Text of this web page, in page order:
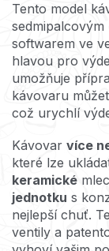
Tento model
sedmipalcovým
softwarem ve
hlavou pro
umožňuje
kávovaru
což urychlí
Kávovar více
které lze
keramické
jednotku s
nejlepší chuť.
ventily a